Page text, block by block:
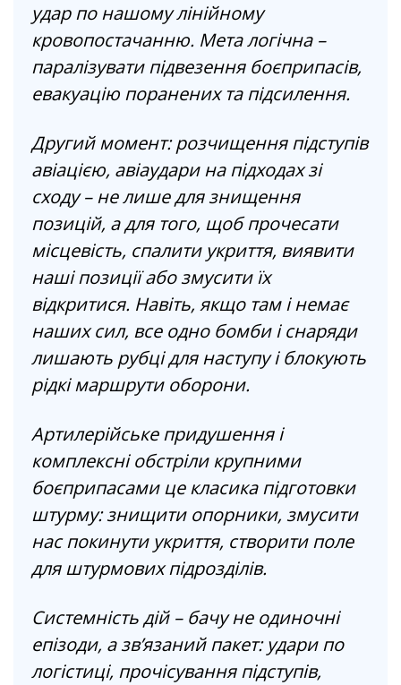
удар по нашому лінійному
кровопостачанню. Мета логічна –
паралізувати підвезення боєприпасів,
евакуацію поранених та підсилення.
Другий момент: розчищення підступів
авіацією, авіаудари на підходах зі
сходу – не лише для знищення
позицій, а для того, щоб прочесати
місцевість, спалити укриття, виявити
наші позиції або змусити їх
відкритися. Навіть, якщо там і немає
наших сил, все одно бомби і снаряди
лишають рубці для наступу і блокують
рідкі маршрути оборони.
Артилерійське придушення і
комплексні обстріли крупними
боєприпасами це класика підготовки
штурму: знищити опорники, змусити
нас покинути укриття, створити поле
для штурмових підрозділів.
Системність дій – бачу не одиночні
епізоди, а зв’язаний пакет: удари по
логістиці, прочісування підступів,